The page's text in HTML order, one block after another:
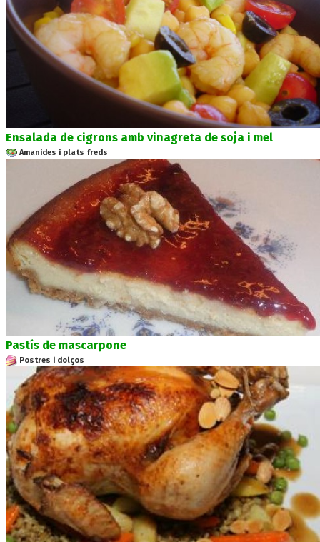
Ensalada de cigrons amb vinagreta de soja i mel
Amanides i plats freds
Pastís de mascarpone
Postres i dolços